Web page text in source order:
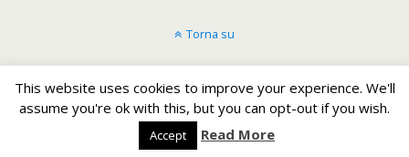
Torna su
Dispositivo Portatile
All content Copyright Un romeno in Italia
This website uses cookies to improve your experience. We'll
assume you're ok with this, but you can opt-out if you wish.
Accept Read More